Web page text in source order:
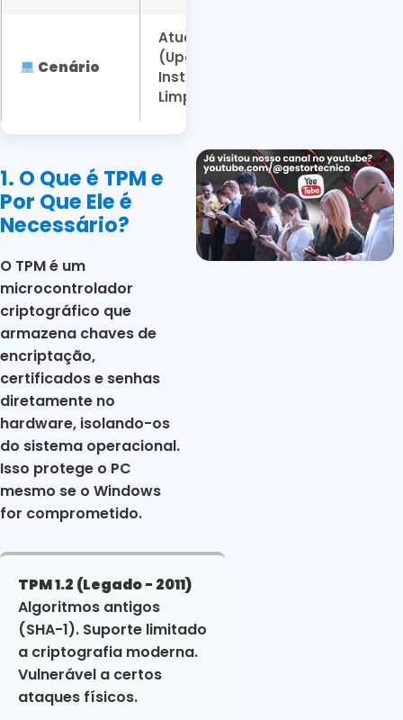
Cenário
Atualização
(Upgrade) ou
Instalação
Limpa (ISO)
1. O Que é TPM e
Por Que Ele é
Necessário?
O TPM é um
microcontrolador
criptográfico que
armazena chaves de
encriptação,
certificados e senhas
diretamente no
hardware, isolando-os
do sistema operacional.
Isso protege o PC
mesmo se o Windows
for comprometido.
TPM 1.2 (Legado - 2011)
Algoritmos antigos
(SHA-1). Suporte limitado
a criptografia moderna.
Vulnerável a certos
ataques físicos.